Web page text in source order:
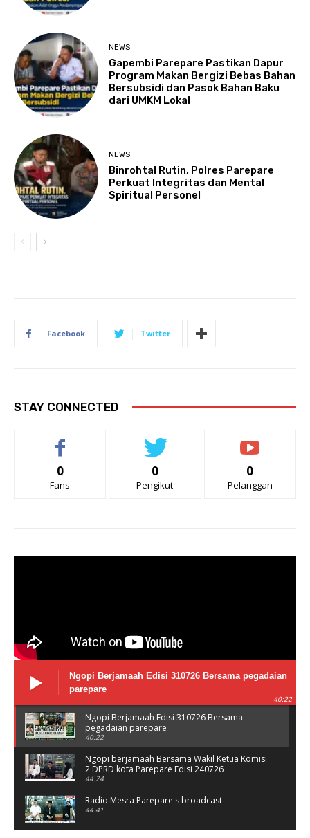
NEWS
Gapembi Parepare Pastikan Dapur
Program Makan Bergizi Bebas Bahan
Bersubsidi dan Pasok Bahan Baku
dari UMKM Lokal
NEWS
Binrohtal Rutin, Polres Parepare
Perkuat Integritas dan Mental
Spiritual Personel
Facebook Twitter
STAY CONNECTED
0
Fans
0
Pengikut
0
Pelanggan
Ngopi Berjamaah Edisi 310726 Bersama pegadaian
parepare
40:22
Ngopi Berjamaah Edisi 310726 Bersama
pegadaian parepare
40:22
Ngopi berjamaah Bersama Wakil Ketua Komisi
2 DPRD kota Parepare Edisi 240726
44:24
Radio Mesra Parepare's broadcast
44:41